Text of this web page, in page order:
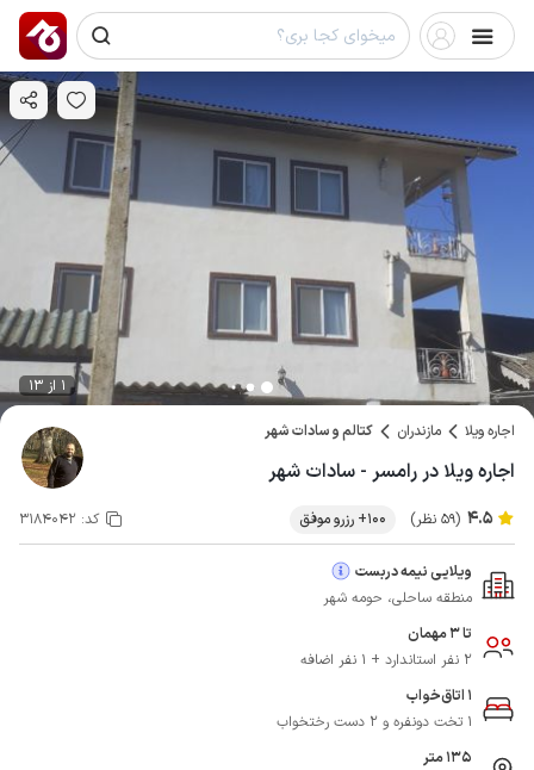
1 از 13
اجاره ویلا مازندران کتالم و سادات شهر
اجاره ویلا در رامسر - سادات شهر
4.5 (59 نظر) 100+ رزرو موفق کد: 3184042
ویلایی نیمه دربست
منطقه ساحلی، حومه شهر
تا 3 مهمان
2 نفر استاندارد + 1 نفر اضافه
1 اتاق‌خواب
1 تخت دونفره و 2 دست رختخواب
135 متر